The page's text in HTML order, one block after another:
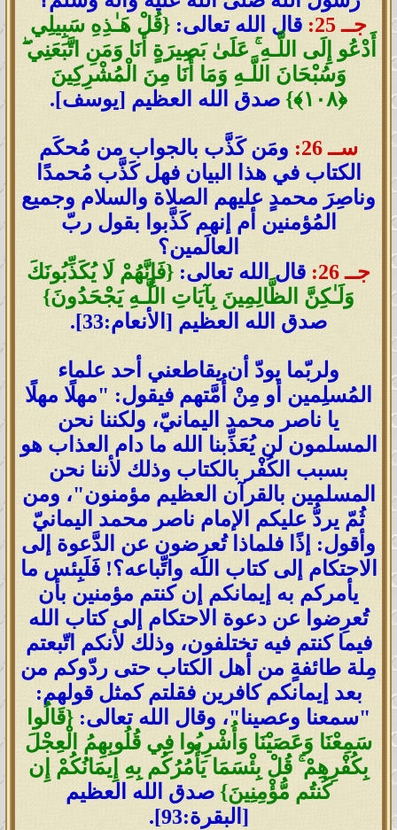
جــ 25:
قال الله تعالى: {قُلْ هَـٰذِهِ سَبِيلِي
أَدْعُو إِلَى اللَّـهِ ۚ عَلَىٰ بَصِيرَةٍ أَنَا وَمَنِ اتَّبَعَنِي ۖ
وَسُبْحَانَ اللَّـهِ وَمَا أَنَا مِنَ الْمُشْرِكِينَ
﴿١٠٨﴾}
صدق الله العظيم [يوسف].
ســ 26:
ومَن كَذَّب بالجواب من مُحكَم
الكتاب في هذا البيان فهل كَذَّب مُحمدًا
وناصِرَ محمدٍ عليهم الصلاة والسلام وجميع
المُؤمنين أم إنهم كَذَّبوا بقول ربّ
العالَمين؟
جــ 26:
قال الله تعالى: {فَإِنَّهُمْ لَا يُكَذِّبُونَكَ
وَلَـٰكِنَّ الظَّالِمِينَ بِآيَاتِ اللَّـهِ يَجْحَدُونَ}
صدق الله العظيم [الأنعام:33].
ولربّما يودّ أن يقاطعني أحد علماء
المُسلِمين أو مِنْ أُمَّتهم فيقول: "مهلًا مهلًا
يا ناصر محمد اليمانيّ، ولكننا نحن
المسلمون لن يُعَذِّبنا الله ما دام العذاب هو
بسبب الكُفْر بالكتاب وذلك لأننا نحن
المسلمين بالقرآن العظيم مؤمنون"، ومن
ثُمّ يردُّ عليكم الإمام ناصر محمد اليمانيّ
وأقول: إذًا فلماذا تُعرِضون عن الدَّعوة إلى
الاحتكام إلى كتاب الله واتِّباعه؟! فَلَبِئس ما
يأمركم به إيمانكم إن كنتم مؤمنين بأن
تُعرِضوا عن دعوة الاحتكام إلى كتاب الله
فيما كنتم فيه تختلفون، وذلك لأنكم اتّبعتم
مِلة طائفةٍ من أهل الكتاب حتى ردّوكم من
بعد إيمانكم كافرين فقلتم كمثل قولهم:
"سمعنا وعصينا"، وقال الله تعالى: {قَالُوا
سَمِعْنَا وَعَصَيْنَا وَأُشْرِبُوا فِي قُلُوبِهِمُ الْعِجْلَ
بِكُفْرِهِمْ ۚ قُلْ بِئْسَمَا يَأْمُرُكُم بِهِ إِيمَانُكُمْ إِن
كُنتُم مُّؤْمِنِينَ} صدق الله العظيم
[البقرة:93].